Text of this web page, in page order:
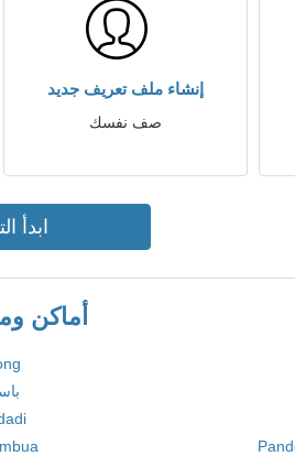
إنشاء ملف تعريف جديد
صف نفسك
ابدأ
أماكن